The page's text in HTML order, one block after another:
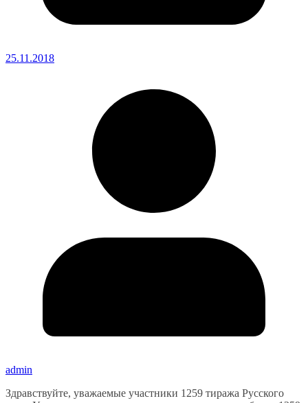
25.11.2018
admin
Здравствуйте, уважаемые участники 1259 тиража Русского